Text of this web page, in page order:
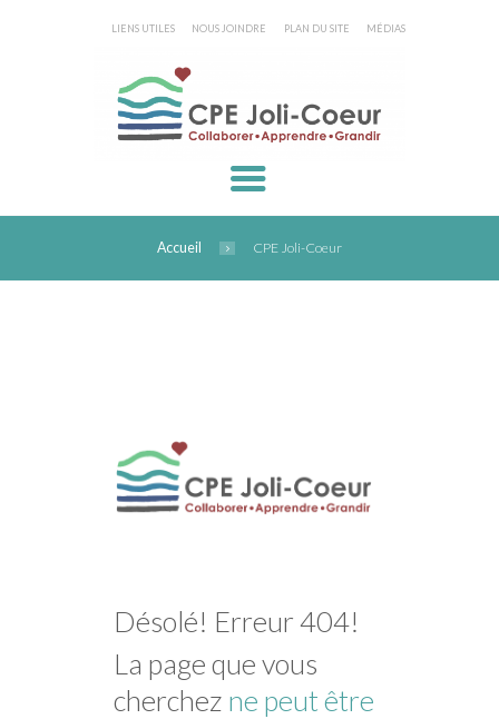
LIENS UTILES NOUS JOINDRE PLAN DU SITE MÉDIAS
Accueil CPE Joli-Coeur
Désolé! Erreur 404!
La page que vous
cherchez ne peut être